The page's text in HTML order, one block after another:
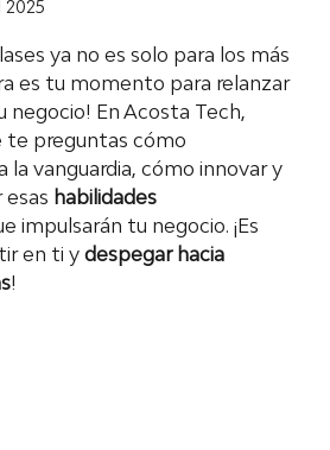
2025
de 5 estrellas.
ya no es solo para los más
es tu momento para relanzar
negocio! En Acosta Tech,
te preguntas cómo
vanguardia, cómo innovar y
esas habilidades
impulsarán tu negocio. ¡Es
en ti y despegar hacia
!